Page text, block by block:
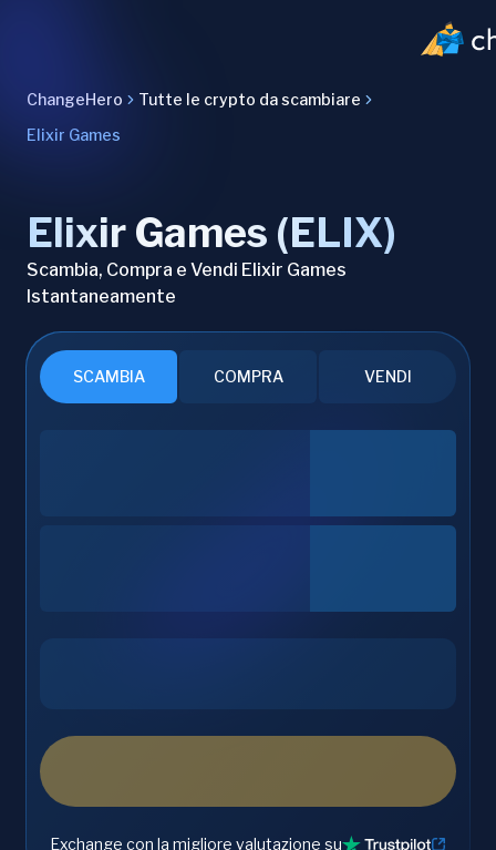
ChangeHero
Tutte le crypto da scambiare
Elixir Games
Elixir Games (ELIX)
Scambia, Compra e Vendi Elixir Games
Istantaneamente
SCAMBIA COMPRA VENDI
Exchange con la migliore valutazione su